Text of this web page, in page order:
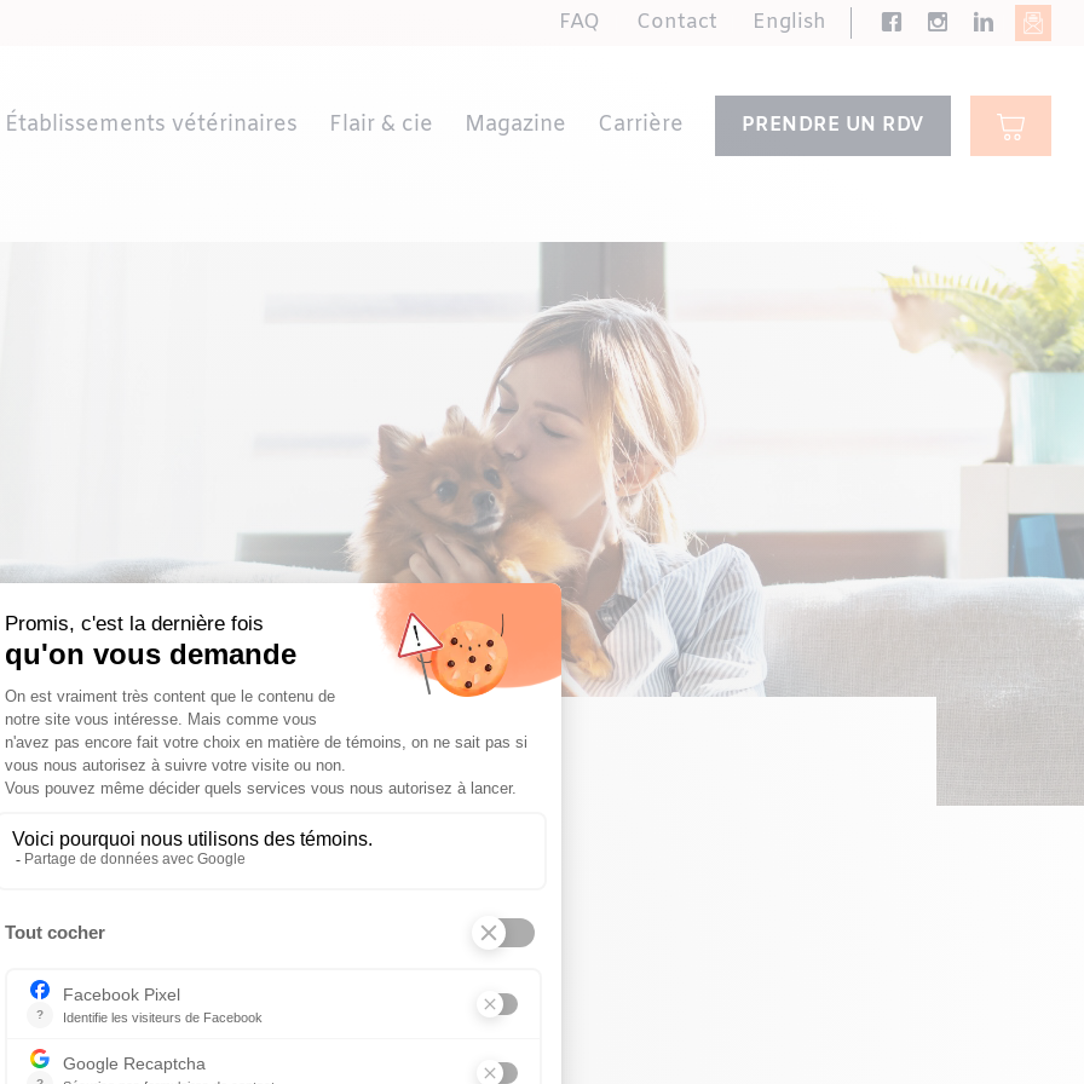
FAQ Contact English
Établissements vétérinaires Flair & cie Magazine Carrière PRENDRE UN RDV
MARIE-PIER PITRE, TSA